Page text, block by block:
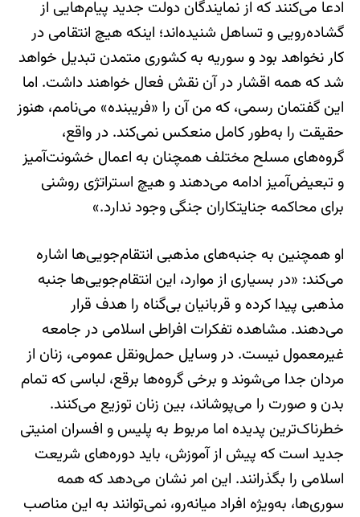
ادعا می‌کنند که از نمایندگان دولت جدید پیام‌هایی از
گشاده‌رویی و تساهل شنیده‌اند؛ اینکه هیچ انتقامی در
کار نخواهد بود و سوریه به کشوری متمدن تبدیل خواهد
شد که همه اقشار در آن نقش فعال خواهند داشت. اما
این گفتمان رسمی، که من آن را «فریبنده» می‌نامم، هنوز
حقیقت را به‌طور کامل منعکس نمی‌کند. در واقع،
گروه‌های مسلح مختلف همچنان به اعمال خشونت‌آمیز
و تبعیض‌آمیز ادامه می‌دهند و هیچ استراتژی روشنی
برای محاکمه جنایتکاران جنگی وجود ندارد.»
او همچنین به جنبه‌های مذهبی انتقام‌جویی‌ها اشاره
می‌کند: «در بسیاری از موارد، این انتقام‌جویی‌ها جنبه
مذهبی پیدا کرده و قربانیان بی‌گناه را هدف قرار
می‌دهند. مشاهده تفکرات افراطی اسلامی در جامعه
غیرمعمول نیست. در وسایل حمل‌ونقل عمومی، زنان از
مردان جدا می‌شوند و برخی گروه‌ها برقع، لباسی که تمام
بدن و صورت را می‌پوشاند، بین زنان توزیع می‌کنند.
خطرناک‌ترین پدیده اما مربوط به پلیس و افسران امنیتی
جدید است که پیش از آموزش، باید دوره‌های شریعت
اسلامی را بگذرانند. این امر نشان می‌دهد که همه
سوری‌ها، به‌ویژه افراد میانه‌رو، نمی‌توانند به این مناصب